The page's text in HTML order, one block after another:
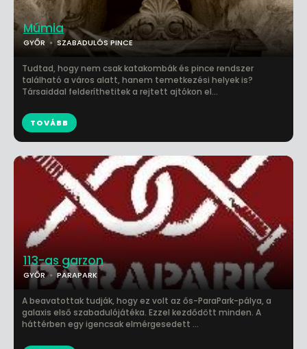
Múmia
GYŐR SZABADULÓS PINCE
Tudtad, hogy nem csak katakombák és pince rendszer
található a város alatt, hanem temetkezési helyek is?
Társaiddal felderíthetitek a rejtett ajtókon el...
TOVÁBB
113-as garzon
GYŐR PARAPARK
A beavatottak tudják, hogy ez volt az ős-ParaPark-pálya, a
galaxis első szabadulójátéka. Ezzel kezdődött minden. A
háttérben egy igencsak elmérgesedett ...